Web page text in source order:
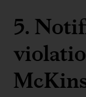
5.